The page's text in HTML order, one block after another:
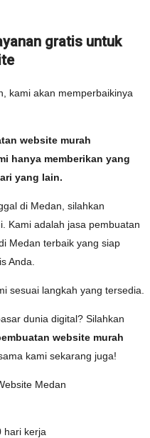
gratis untuk
kami akan memperbaikinya
website murah
hanya memberikan yang
yang lain.
di Medan, silahkan
Kami adalah jasa pembuatan
Medan terbaik yang siap
Anda.
sesuai langkah yang tersedia.
dunia digital? Silahkan
website murah
kami sekarang juga!
Medan
hari kerja